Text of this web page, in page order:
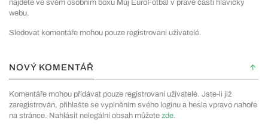
najdete ve svém osobním boxu Můj EuroFotbal v pravé části hlavičky
webu.
Sledovat komentáře mohou pouze registrovaní uživatelé.
NOVÝ KOMENTÁŘ
Komentáře mohou přidávat pouze registrovaní uživatelé. Jste-li již
zaregistrován, přihlašte se vyplněním svého loginu a hesla vpravo nahoře
na stránce. Nahlásit nelegální obsah můžete zde.